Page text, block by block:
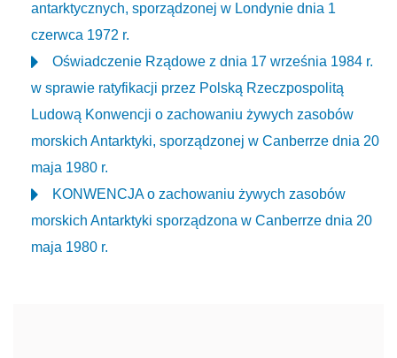
antarktycznych, sporządzonej w Londynie dnia 1
czerwca 1972 r.
Oświadczenie Rządowe z dnia 17 września 1984 r.
w sprawie ratyfikacji przez Polską Rzeczpospolitą
Ludową Konwencji o zachowaniu żywych zasobów
morskich Antarktyki, sporządzonej w Canberrze dnia 20
maja 1980 r.
KONWENCJA o zachowaniu żywych zasobów
morskich Antarktyki sporządzona w Canberrze dnia 20
maja 1980 r.